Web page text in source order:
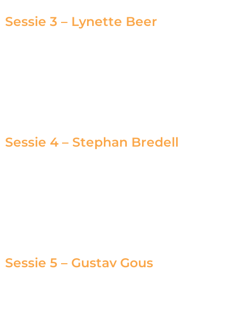
Sessie 3 – Lynette Beer
Sessie 4 – Stephan Bredell
Sessie 5 – Gustav Gous